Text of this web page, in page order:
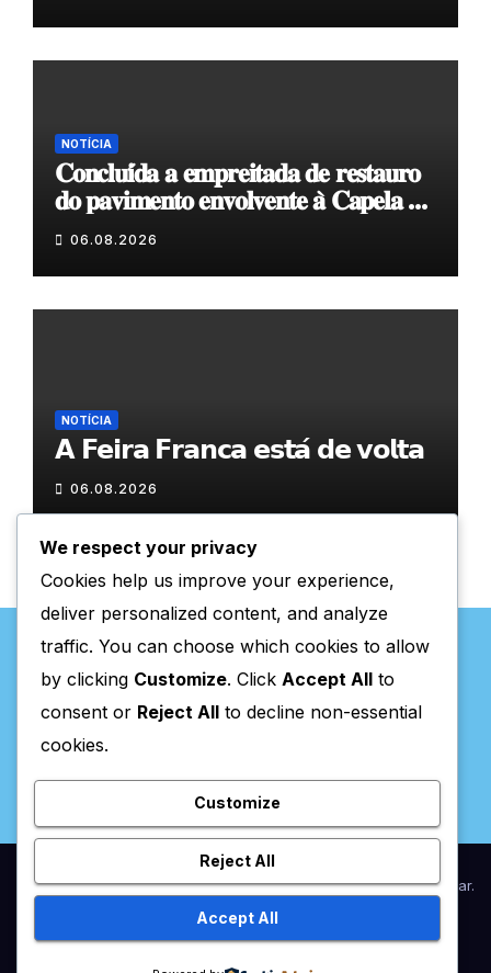
NOTÍCIA
𝐂𝐨𝐧𝐜𝐥𝐮𝐢́𝐝𝐚 𝐚 𝐞𝐦𝐩𝐫𝐞𝐢𝐭𝐚𝐝𝐚 𝐝𝐞 𝐫𝐞𝐬𝐭𝐚𝐮𝐫𝐨
𝐝𝐨 𝐩𝐚𝐯𝐢𝐦𝐞𝐧𝐭𝐨 𝐞𝐧𝐯𝐨𝐥𝐯𝐞𝐧𝐭𝐞 𝐚̀ 𝐂𝐚𝐩𝐞𝐥𝐚 𝐝𝐞
𝐂𝐨𝐯𝐚𝐬
06.08.2026
NOTÍCIA
𝗔 𝗙𝗲𝗶𝗿𝗮 𝗙𝗿𝗮𝗻𝗰𝗮 𝗲𝘀𝘁𝗮́ 𝗱𝗲 𝘃𝗼𝗹𝘁𝗮
06.08.2026
Valpaços Online
Proudly powered by WordPress|Theme:NewsupbyThemeansar.
HomeAnunciar / AssinaturasEstatuto EditorialFicha Técnica
We respect your privacy
Cookies help us improve your experience,
deliver personalized content, and analyze
traffic. You can choose which cookies to allow
by clicking Customize. Click Accept All to
consent or Reject All to decline non-essential
cookies.
Customize
Reject All
Accept All